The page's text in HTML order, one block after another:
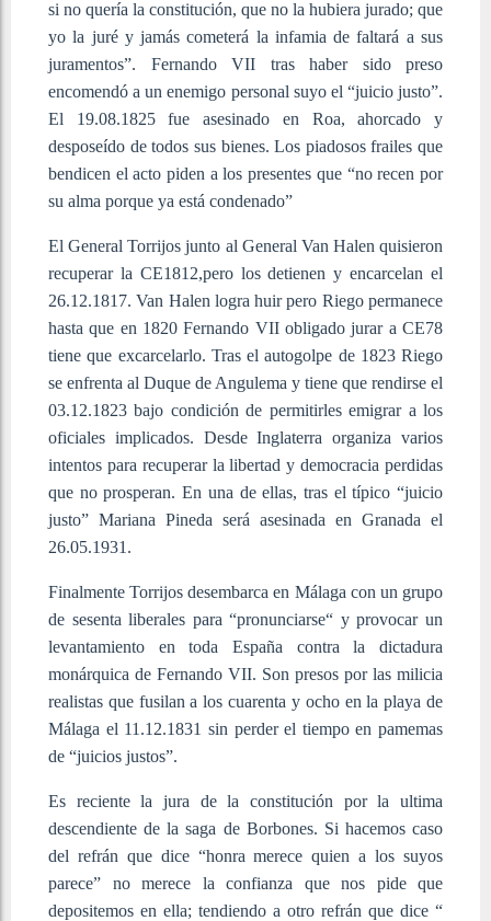
si no quería la constitución, que no la hubiera jurado; que
yo la juré y jamás cometerá la infamia de faltará a sus
juramentos”. Fernando VII tras haber sido preso
encomendó a un enemigo personal suyo el “juicio justo”.
El 19.08.1825 fue asesinado en Roa, ahorcado y
desposeído de todos sus bienes. Los piadosos frailes que
bendicen el acto piden a los presentes que “no recen por
su alma porque ya está condenado”
El General Torrijos junto al General Van Halen quisieron
recuperar la CE1812,pero los detienen y encarcelan el
26.12.1817. Van Halen logra huir pero Riego permanece
hasta que en 1820 Fernando VII obligado jurar a CE78
tiene que excarcelarlo. Tras el autogolpe de 1823 Riego
se enfrenta al Duque de Angulema y tiene que rendirse el
03.12.1823 bajo condición de permitirles emigrar a los
oficiales implicados. Desde Inglaterra organiza varios
intentos para recuperar la libertad y democracia perdidas
que no prosperan. En una de ellas, tras el típico “juicio
justo” Mariana Pineda será asesinada en Granada el
26.05.1931.
Finalmente Torrijos desembarca en Málaga con un grupo
de sesenta liberales para “pronunciarse“ y provocar un
levantamiento en toda España contra la dictadura
monárquica de Fernando VII. Son presos por las milicia
realistas que fusilan a los cuarenta y ocho en la playa de
Málaga el 11.12.1831 sin perder el tiempo en pamemas
de “juicios justos”.
Es reciente la jura de la constitución por la ultima
descendiente de la saga de Borbones. Si hacemos caso
del refrán que dice “honra merece quien a los suyos
parece” no merece la confianza que nos pide que
depositemos en ella; tendiendo a otro refrán que dice “